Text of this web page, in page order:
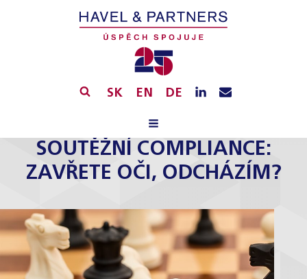
SK EN DE
SOUTĚŽNÍ COMPLIANCE:
ZAVŘETE OČI, ODCHÁZÍM?